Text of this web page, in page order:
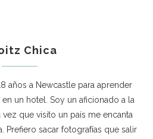
Chica
años a Newcastle para aprender
un hotel. Soy un aficionado a la
que visito un país me encanta
Prefiero sacar fotografías que salir